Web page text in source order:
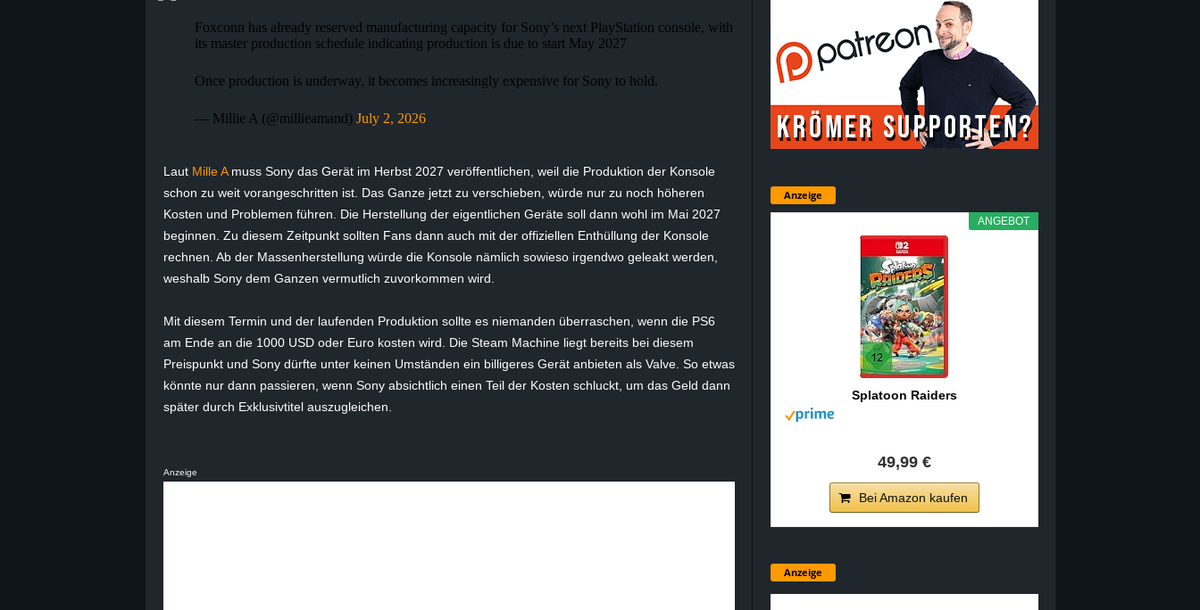
r
B
l
o
!
Foxconn has already reserved manufacturing capacity for Sony’s next PlayStation console, with
its master production schedule indicating production is due to start May 2027
Once production is underway, it becomes increasingly expensive for Sony to hold.
— Millie A (@millieamand) July 2, 2026
Laut Mille Amuss Sony das Gerät im Herbst 2027 veröffentlichen, weil die Produktion der Konsole
schon zu weit vorangeschritten ist. Das Ganze jetzt zu verschieben, würde nur zu noch höheren
Kosten und Problemen führen. Die Herstellung der eigentlichen Geräte soll dann wohl im Mai 2027
beginnen. Zu diesem Zeitpunkt sollten Fans dann auch mit der offiziellen Enthüllung der Konsole
rechnen. Ab der Massenherstellung würde die Konsole nämlich sowieso irgendwo geleakt werden,
weshalb Sony dem Ganzen vermutlich zuvorkommen wird.
Mit diesem Termin und der laufenden Produktion sollte es niemanden überraschen, wenn die PS6
am Ende an die 1000 USD oder Euro kosten wird. Die Steam Machine liegt bereits bei diesem
Preispunkt und Sony dürfte unter keinen Umständen ein billigeres Gerät anbieten als Valve. So etwas
könnte nur dann passieren, wenn Sony absichtlich einen Teil der Kosten schluckt, um das Geld dann
später durch Exklusivtitel auszugleichen.
Anzeige
Anzeige
ANGEBOT
Splatoon Raiders
49,99 €
Bei Amazon kaufen
Anzeige